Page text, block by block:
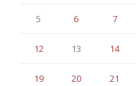
5 6 7
12 13 14
19 20 21